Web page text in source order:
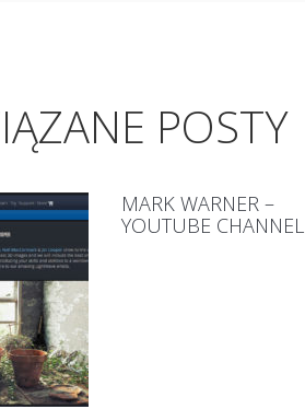
POSTY
MARK WARNER –
YOUTUBE CHANNEL